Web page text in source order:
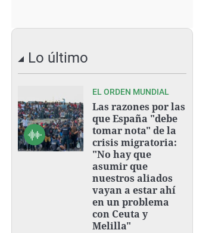
Lo último
EL ORDEN MUNDIAL
Las razones por las
que España "debe
tomar nota" de la
crisis migratoria:
"No hay que
asumir que
nuestros aliados
vayan a estar ahí
en un problema
con Ceuta y
Melilla"